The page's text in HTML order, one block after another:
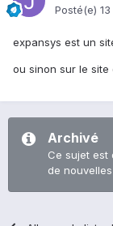
Posté(e)
expansys est un
ou sinon sur le site
Archivé
Ce sujet est
de